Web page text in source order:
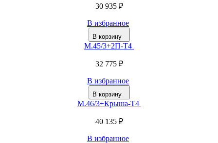
30 935 ₽
В избранное
В корзину
М.45/3+2П-Т4
32 775 ₽
В избранное
В корзину
М.46/3+Крыша-Т4
40 135 ₽
В избранное